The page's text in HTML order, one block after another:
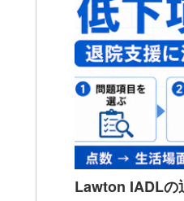
Lawton IADLの